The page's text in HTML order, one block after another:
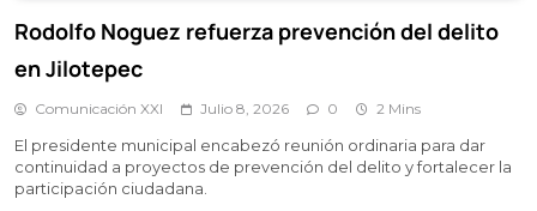
Rodolfo Noguez refuerza prevención del delito
en Jilotepec
Comunicación XXI Julio 8, 2026 0 2 Mins
El presidente municipal encabezó reunión ordinaria para dar
continuidad a proyectos de prevención del delito y fortalecer la
participación ciudadana.